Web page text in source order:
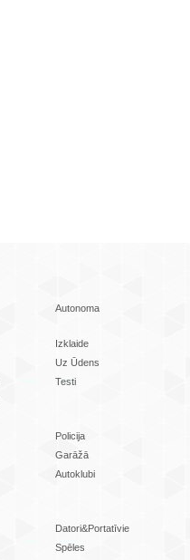
Autonoma
Izklaide
Uz Ūdens
Testi
Policija
Garāžā
Autoklubi
Datori&Portatīvie
Spēles